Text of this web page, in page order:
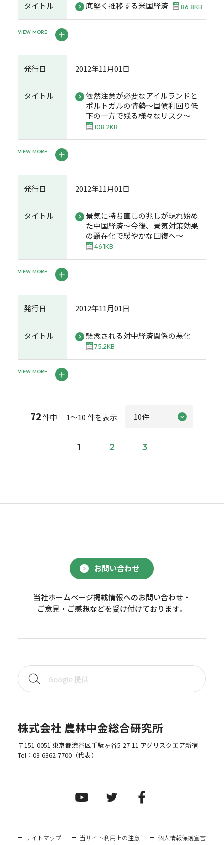
タイトル 底堅く推移する米国経済 86.8KB
VIEW MORE
発行日 2012年11月01日
タイトル
依然注意が必要なアイルランドと
ポルトガルの情勢～国債利回り低
下の一方で残る様々なリスク～
108.2KB
VIEW MORE
発行日 2012年11月01日
タイトル
景気に持ち直しの兆しが現れ始め
た中国経済～今後、景気対策効果
の顕在化で緩やかな回復へ～
46.1KB
VIEW MORE
発行日 2012年11月01日
タイトル 懸念される対中経済関係の悪化
75.2KB
VIEW MORE
72件中 1～10 件を表示
1 2 3
お問い合わせ
当社ホームページ掲載情報へのお問い合わせ・
ご意見・ご感想などを受け付けております。
株式会社 農林中金総合研究所
〒151-0051 東京都渋谷区千駄ヶ谷5-27-11 アグリスクエア新宿
Tel： 03-6362-7700（代表）
サイトマップ 当サイト利用上の注意 個人情報保護宣言